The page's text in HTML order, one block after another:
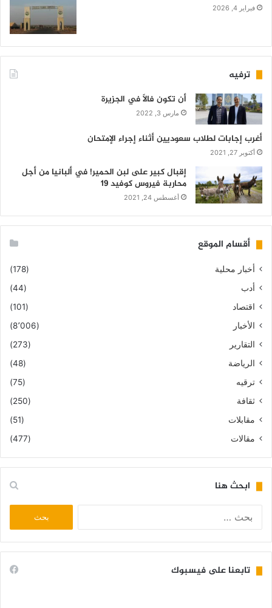
فبراير 4, 2026
ترفيه
أن تكون فالاً في الجزيرة
مارس 3, 2022
أغرب إجابات لطلاب سعوديين أثناء إجراء الإمتحان
أكتوبر 27, 2021
إقبال كبير على لبن الحمير! في ألبانيا من أجل
محاربة فيروس كوفيد 19
أغسطس 24, 2021
أقسام الموقع
أخبار محلية
(178)
أدب
(44)
اقتصاد
(101)
الأخبار
(8٬006)
التقارير
(273)
الرياضة
(48)
ترقيه
(75)
ثقافة
(250)
مقابلات
(51)
مقالات
(477)
ابحث هنا
تابعنا على فيسبوك